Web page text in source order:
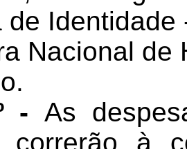
de Identidade
Nacional de
-As
correrão à